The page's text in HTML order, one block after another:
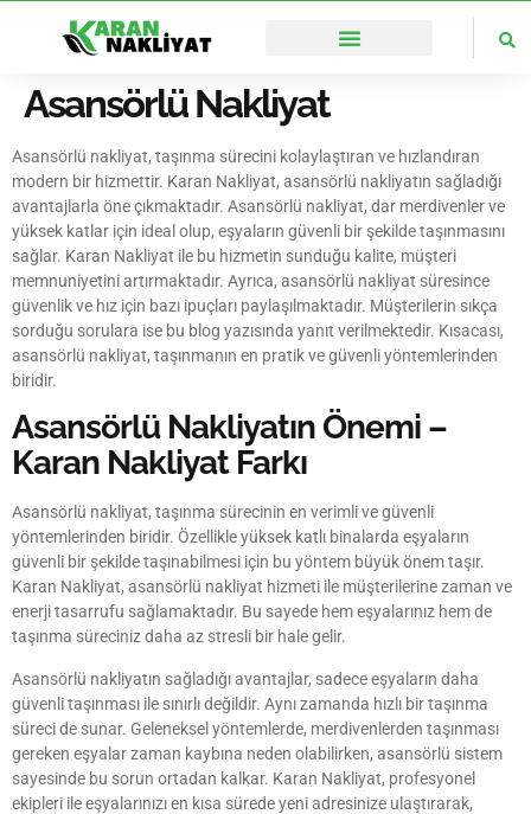
Asansörlü Nakliyat
Asansörlü nakliyat, taşınma sürecini kolaylaştıran ve hızlandıran
modern bir hizmettir. Karan Nakliyat, asansörlü nakliyatın sağladığı
avantajlarla öne çıkmaktadır. Asansörlü nakliyat, dar merdivenler ve
yüksek katlar için ideal olup, eşyaların güvenli bir şekilde taşınmasını
sağlar. Karan Nakliyat ile bu hizmetin sunduğu kalite, müşteri
memnuniyetini artırmaktadır. Ayrıca, asansörlü nakliyat süresince
güvenlik ve hız için bazı ipuçları paylaşılmaktadır. Müşterilerin sıkça
sorduğu sorulara ise bu blog yazısında yanıt verilmektedir. Kısacası,
asansörlü nakliyat, taşınmanın en pratik ve güvenli yöntemlerinden
biridir.
Asansörlü Nakliyatın Önemi –
Karan Nakliyat Farkı
Asansörlü nakliyat, taşınma sürecinin en verimli ve güvenli
yöntemlerinden biridir. Özellikle yüksek katlı binalarda eşyaların
güvenli bir şekilde taşınabilmesi için bu yöntem büyük önem taşır.
Karan Nakliyat, asansörlü nakliyat hizmeti ile müşterilerine zaman ve
enerji tasarrufu sağlamaktadır. Bu sayede hem eşyalarınız hem de
taşınma süreciniz daha az stresli bir hale gelir.
Asansörlü nakliyatın sağladığı avantajlar, sadece eşyaların daha
güvenli taşınması ile sınırlı değildir. Aynı zamanda hızlı bir taşınma
süreci de sunar. Geleneksel yöntemlerde, merdivenlerden taşınması
gereken eşyalar zaman kaybına neden olabilirken, asansörlü sistem
sayesinde bu sorun ortadan kalkar. Karan Nakliyat, profesyonel
ekipleri ile eşyalarınızı en kısa sürede yeni adresinize ulaştırarak,